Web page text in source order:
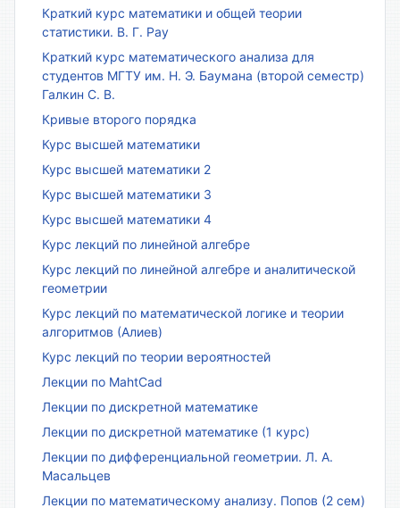
Краткий курс математики и общей теории
статистики. В. Г. Рау
Краткий курс математического анализа для
студентов МГТУ им. Н. Э. Баумана (второй семестр)
Галкин С. В.
Кривые второго порядка
Курс высшей математики
Курс высшей математики 2
Курс высшей математики 3
Курс высшей математики 4
Курс лекций по линейной алгебре
Курс лекций по линейной алгебре и аналитической
геометрии
Курс лекций по математической логике и теории
алгоритмов (Алиев)
Курс лекций по теории вероятностей
Лекции по MahtCad
Лекции по дискретной математике
Лекции по дискретной математике (1 курс)
Лекции по дифференциальной геометрии. Л. А.
Масальцев
Лекции по математическому анализу. Попов (2 сем)